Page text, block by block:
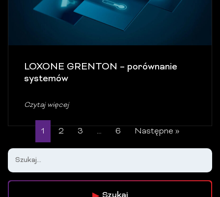
LOXONE GRENTON – porównanie
systemów
Czytaj więcej
1 2 3 … 6 Następne »